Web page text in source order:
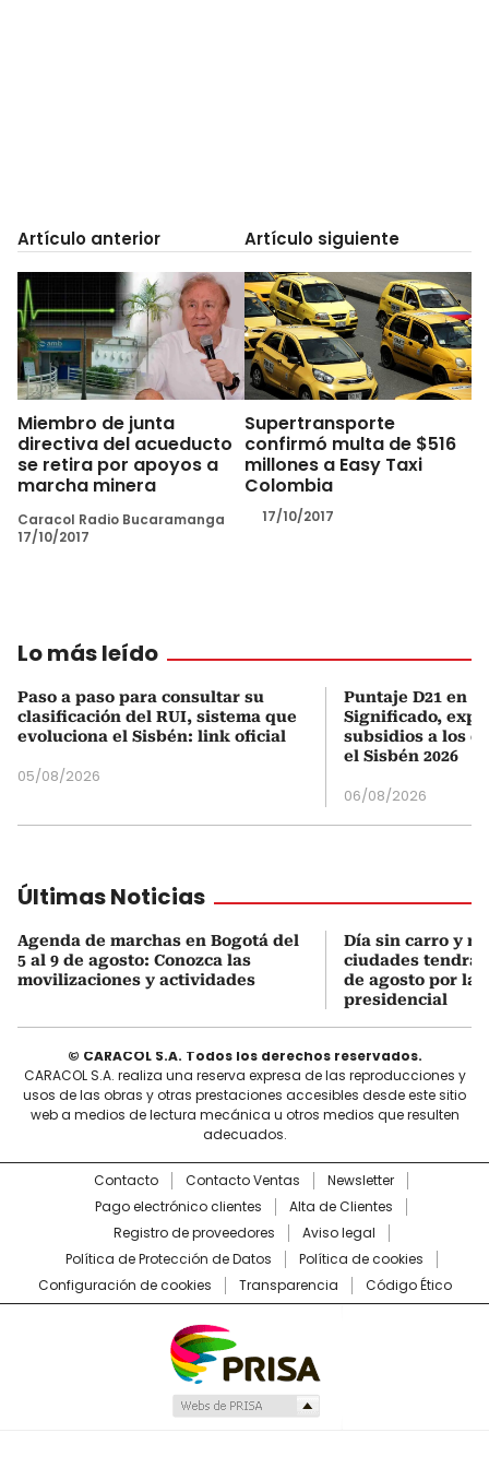
Artículo anterior
Miembro de junta
directiva del acueducto
se retira por apoyos a
marcha minera
Caracol Radio Bucaramanga
17/10/2017
Artículo siguiente
Supertransporte
confirmó multa de $516
millones a Easy Taxi
Colombia
17/10/2017
Lo más leído
Paso a paso para consultar su
clasificación del RUI, sistema que
evoluciona el Sisbén: link oficial
05/08/2026
Puntaje D21 en
Significado,
subsidios a los
el Sisbén 2026
06/08/2026
Últimas Noticias
Agenda de marchas en Bogotá del
5 al 9 de agosto: Conozca las
movilizaciones y actividades
Día sin carro y
ciudades
de agosto por la
presidencial
© CARACOL S.A. Todos los derechos reservados.
CARACOL S.A. realiza una reserva expresa de las reproducciones y
usos de las obras y otras prestaciones accesibles desde este sitio
web a medios de lectura mecánica u otros medios que resulten
adecuados.
Contacto Contacto Ventas
Newsletter
Pago electrónico clientes
Alta de Clientes
Registro de proveedores
Aviso legal
Política de Protección de Datos
Política de cookies
Configuración de cookies
Transparencia Código Ético